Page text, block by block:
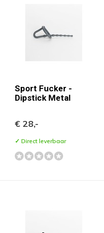
Sport Fucker -
Dipstick Metal
€ 28,-
✓ Direct leverbaar